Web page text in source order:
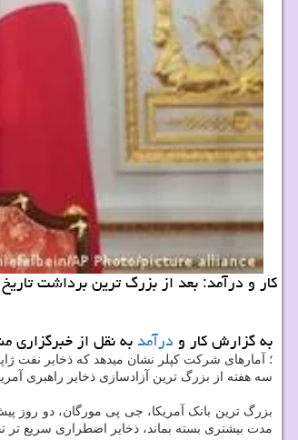
کار و درآمد: بعد از بزرگ ترین برداشت
به گزارش کار ودرآمدبه نقل از خبرگزاری
؛ آمارهای شرکت کپلر نشان میدهد که ذخایر نفت
سه هفته از بزرگ ترین آزادسازی ذخایر راهبری
بزرگ ترین بانک آمریکا، جی پی مورگان، دو روز
مدت بیشتری بسته بماند، ذخایر اضطراری سریع تر تخلیه می